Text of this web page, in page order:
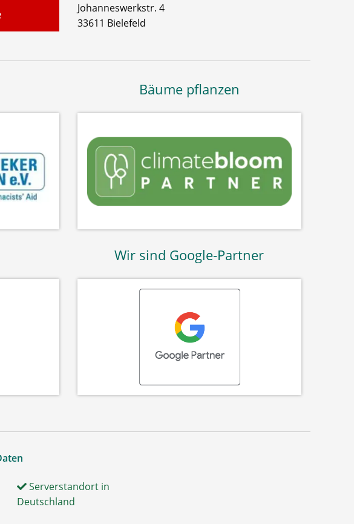
Johanneswerkstr. 4
33611 Bielefeld
Bäume pflanzen
Wir sind Google-Partner
Serverstandort in
Deutschland